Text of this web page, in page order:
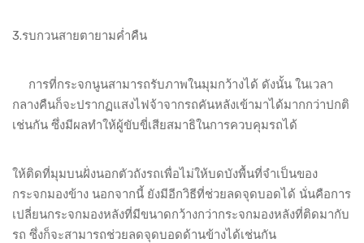
3.รบกวนสายตายามค่ำคืน
การที่กระจกนูนสามารถรับภาพในมุมกว้างได้ ดังนั้น ในเวลา
กลางคืนก็จะปรากฏแสงไฟจ้าจากรถคันหลังเข้ามาได้มากกว่าปกติ
เช่นกัน ซึ่งมีผลทำให้ผู้ขับขี่เสียสมาธิในการควบคุมรถได้
ให้ติดที่มุมบนฝั่งนอกตัวถังรถเพื่อไม่ให้บดบังพื้นที่จำเป็นของ
กระจกมองข้าง นอกจากนี้ ยังมีอีกวิธีที่ช่วยลดจุดบอดได้ นั่นคือการ
เปลี่ยนกระจกมองหลังที่มีขนาดกว้างกว่ากระจกมองหลังที่ติดมากับ
รถ ซึ่งก็จะสามารถช่วยลดจุดบอดด้านข้างได้เช่นกัน